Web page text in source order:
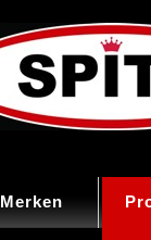
Merken